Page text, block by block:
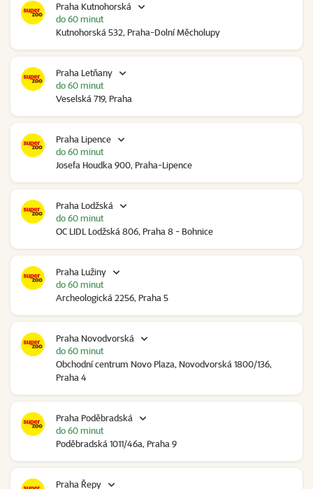
Praha Kutnohorská
Kutnohorská 532, Praha-Dolní Měcholupy
do 60 minut
Praha Letňany
Veselská 719, Praha
do 60 minut
Praha Lipence
Josefa Houdka 900, Praha-Lipence
do 60 minut
Praha Lodžská
OC LIDL Lodžská 806, Praha 8 - Bohnice
do 60 minut
Praha Lužiny
Archeologická 2256, Praha 5
do 60 minut
Praha Novodvorská
Obchodní centrum Novo Plaza, Novodvorská 1800/136,
Praha 4
do 60 minut
Praha Poděbradská
Poděbradská 1011/46a, Praha 9
do 60 minut
Praha Řepy